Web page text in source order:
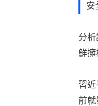
安
分
鮮
習
前就